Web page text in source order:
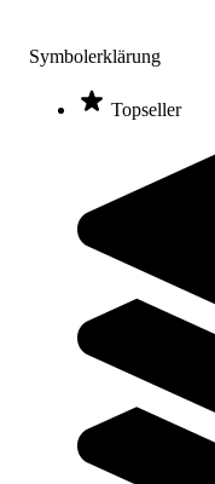
Symbolerklärung
Topseller
Reivo® Kombi-
2.099,00 €
Zum Produkt
Längere Lieferzeit